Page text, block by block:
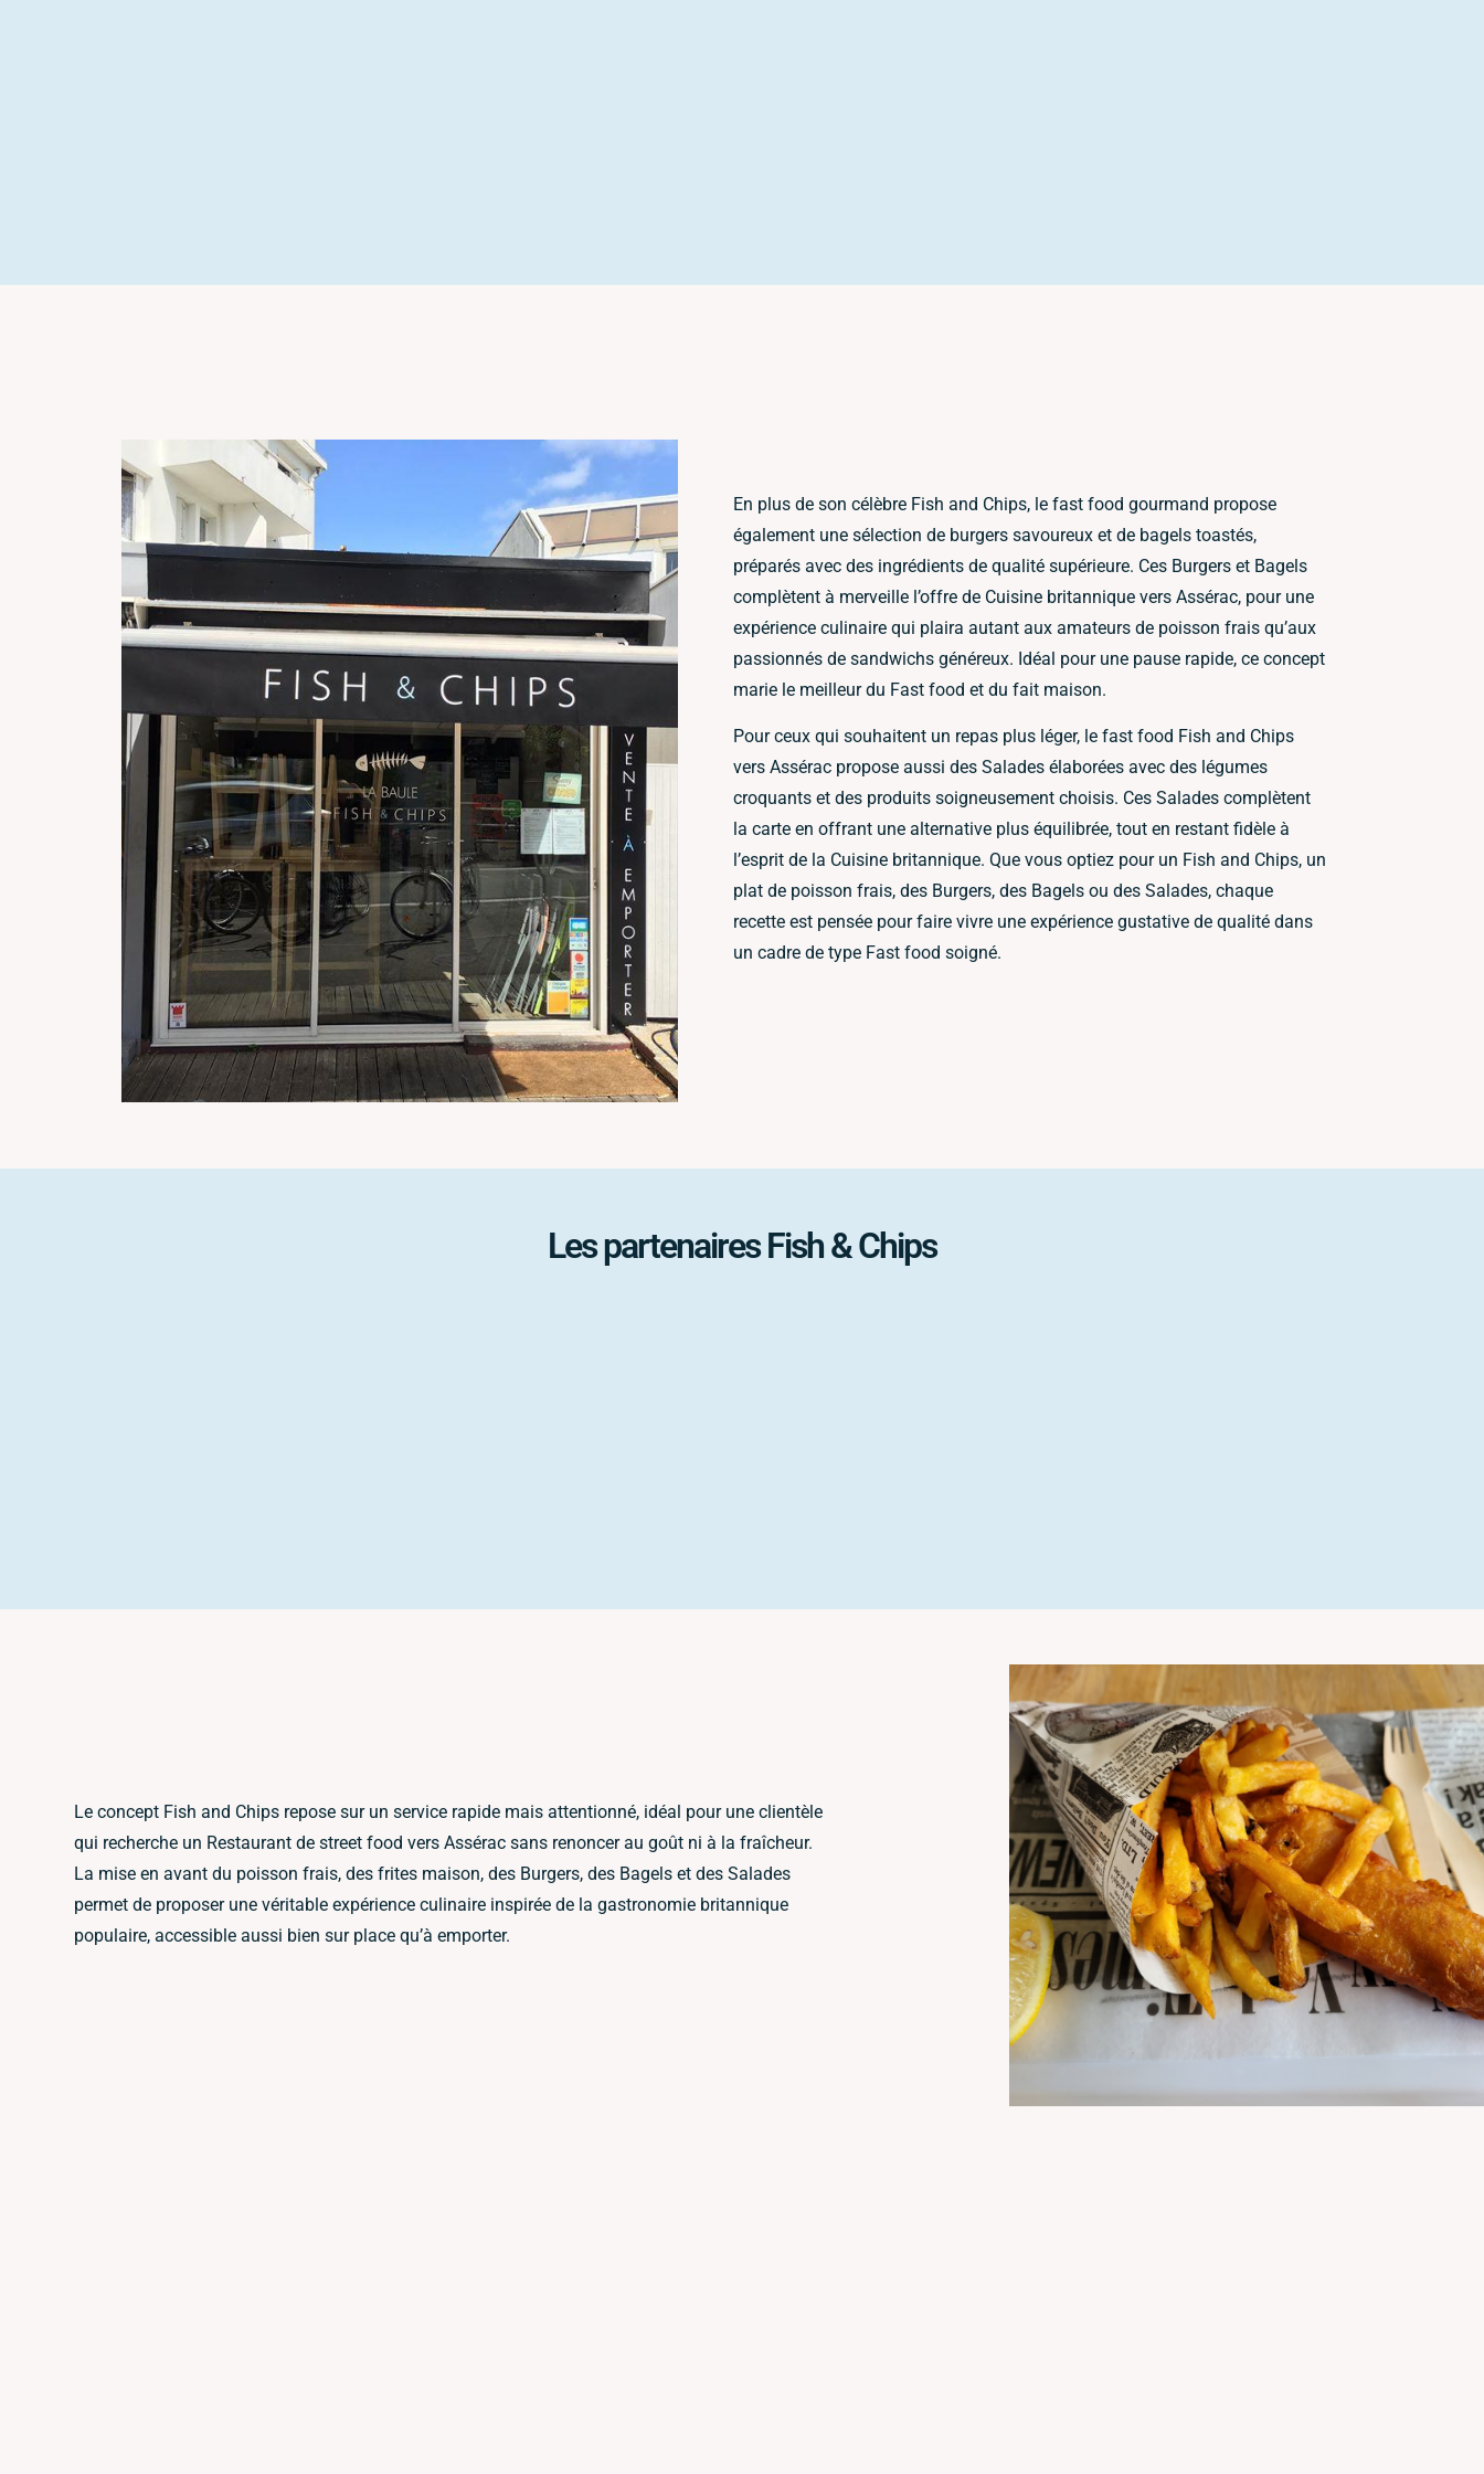
En plus de son célèbre Fish and Chips, le fast food gourmand propose
également une sélection de burgers savoureux et de bagels toastés,
préparés avec des ingrédients de qualité supérieure. Ces Burgers et Bagels
complètent à merveille l’offre de Cuisine britannique vers Assérac, pour une
expérience culinaire qui plaira autant aux amateurs de poisson frais qu’aux
passionnés de sandwichs généreux. Idéal pour une pause rapide, ce concept
marie le meilleur du Fast food et du fait maison.
Pour ceux qui souhaitent un repas plus léger, le fast food Fish and Chips
vers Assérac propose aussi des Salades élaborées avec des légumes
croquants et des produits soigneusement choisis. Ces Salades complètent
la carte en offrant une alternative plus équilibrée, tout en restant fidèle à
l’esprit de la Cuisine britannique. Que vous optiez pour un Fish and Chips, un
plat de poisson frais, des Burgers, des Bagels ou des Salades, chaque
recette est pensée pour faire vivre une expérience gustative de qualité dans
un cadre de type Fast food soigné.
Les partenaires Fish & Chips
Le concept Fish and Chips repose sur un service rapide mais attentionné, idéal pour une clientèle
qui recherche un Restaurant de street food vers Assérac sans renoncer au goût ni à la fraîcheur.
La mise en avant du poisson frais, des frites maison, des Burgers, des Bagels et des Salades
permet de proposer une véritable expérience culinaire inspirée de la gastronomie britannique
populaire, accessible aussi bien sur place qu’à emporter.